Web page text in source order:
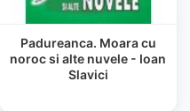
Padureanca. Moara cu
noroc si alte nuvele - Ioan
Slavici